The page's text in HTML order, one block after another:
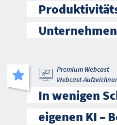
Premium Webcast
Webcast-
In wenigen
eigenen KI –